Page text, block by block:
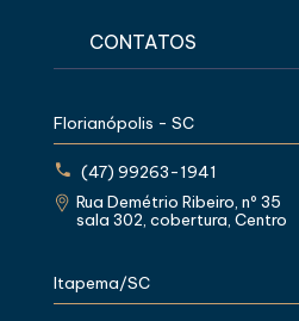
CONTATOS
Florianópolis - SC
(47) 99263-1941
Rua Demétrio Ribeiro, nº 35
sala 302, cobertura, Centro
Itapema/SC